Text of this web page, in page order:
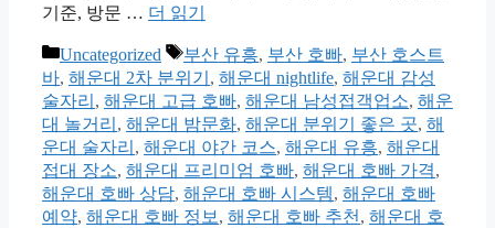
기준, 방문 … 더 읽기
카
테
고
리
Uncategorized
태
그
부산 유흥, 부산 호빠, 부산 호스트
바, 해운대 2차 분위기 , 해운대 nightlife, 해운대 감성
술자리 , 해운대 고급 호빠, 해운대 남성접객업소, 해운
대 놀거리 , 해운대 밤문화, 해운대 분위기 좋은 곳, 해
운대 술자리 , 해운대 야간 코스, 해운대 유흥, 해운대
접대 장소, 해운대 프리미엄 호빠, 해운대 호빠 가격,
해운대 호빠 상담, 해운대 호빠 시스템, 해운대 호빠
예약, 해운대 호빠 정보 , 해운대 호빠 추천 , 해운대 호